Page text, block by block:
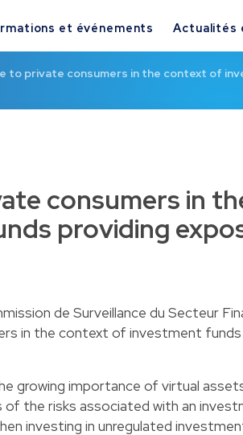
et événements Actualités
to private consumers in the context of
consumers in
providing
de Surveillance du Secteur
in the context of investment funds
growing importance of virtual
of the risks associated with an
investing in unregulated